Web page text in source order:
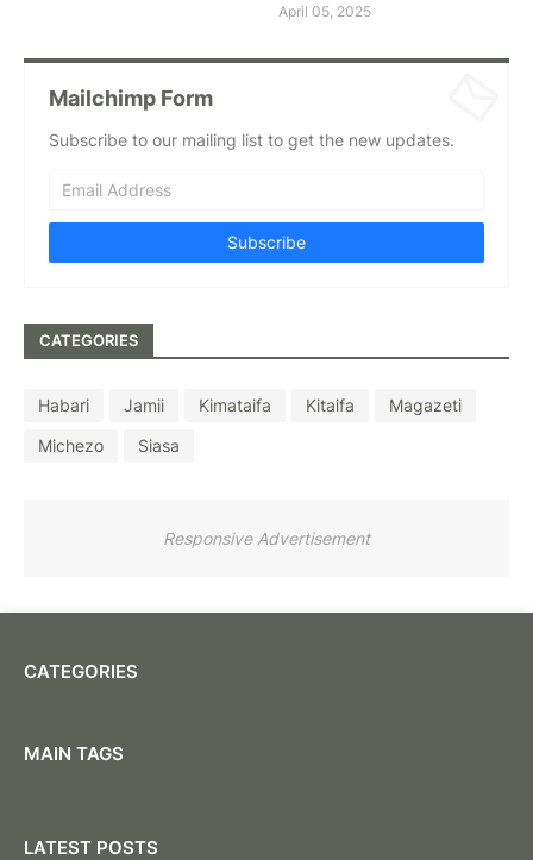
April 05, 2025
Mailchimp Form
Subscribe to our mailing list to get the new updates.
CATEGORIES
Habari Jamii Kimataifa Kitaifa
Magazeti
Michezo
Siasa
Responsive Advertisement
CATEGORIES
MAIN TAGS
LATEST POSTS